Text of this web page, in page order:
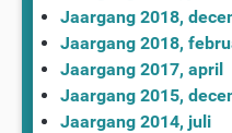
Jaargang 2018,
Jaargang 2018,
Jaargang 2017, april
Jaargang 2015,
Jaargang 2014, juli